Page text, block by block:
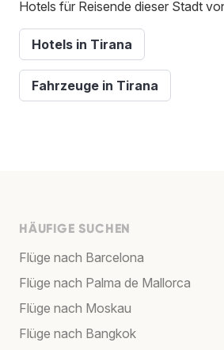
Hotels für Reisende dieser Stadt
Hotels in Tirana
Fahrzeuge in Tirana
HÄUFIGE SUCHEN
Flüge nach Barcelona
Flüge nach Palma de Mallorca
Flüge nach Moskau
Flüge nach Bangkok